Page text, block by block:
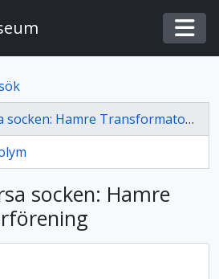
Hamre Transformatorförening
socken: Hamre